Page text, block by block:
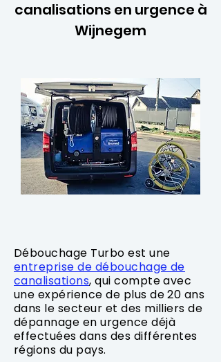
canalisations en urgence à
Wijnegem
Débouchage Turbo est une
entreprise de débouchage de
canalisations, qui compte avec
une expérience de plus de 20 ans
dans le secteur et des milliers de
dépannage en urgence déjà
effectuées dans des différentes
régions du pays.